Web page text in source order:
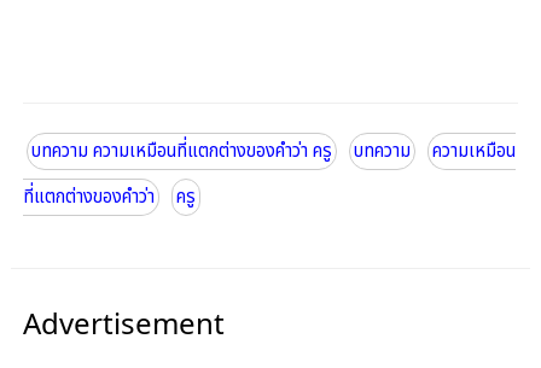
บทความ ความเหมือนที่แตกต่างของคำว่า ครู บทความ
ความเหมือน
ที่แตกต่างของคำว่า
ครู
Advertisement